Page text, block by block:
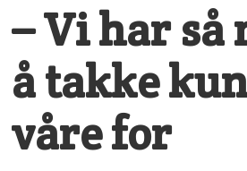
– Vi har så
å takke
våre for